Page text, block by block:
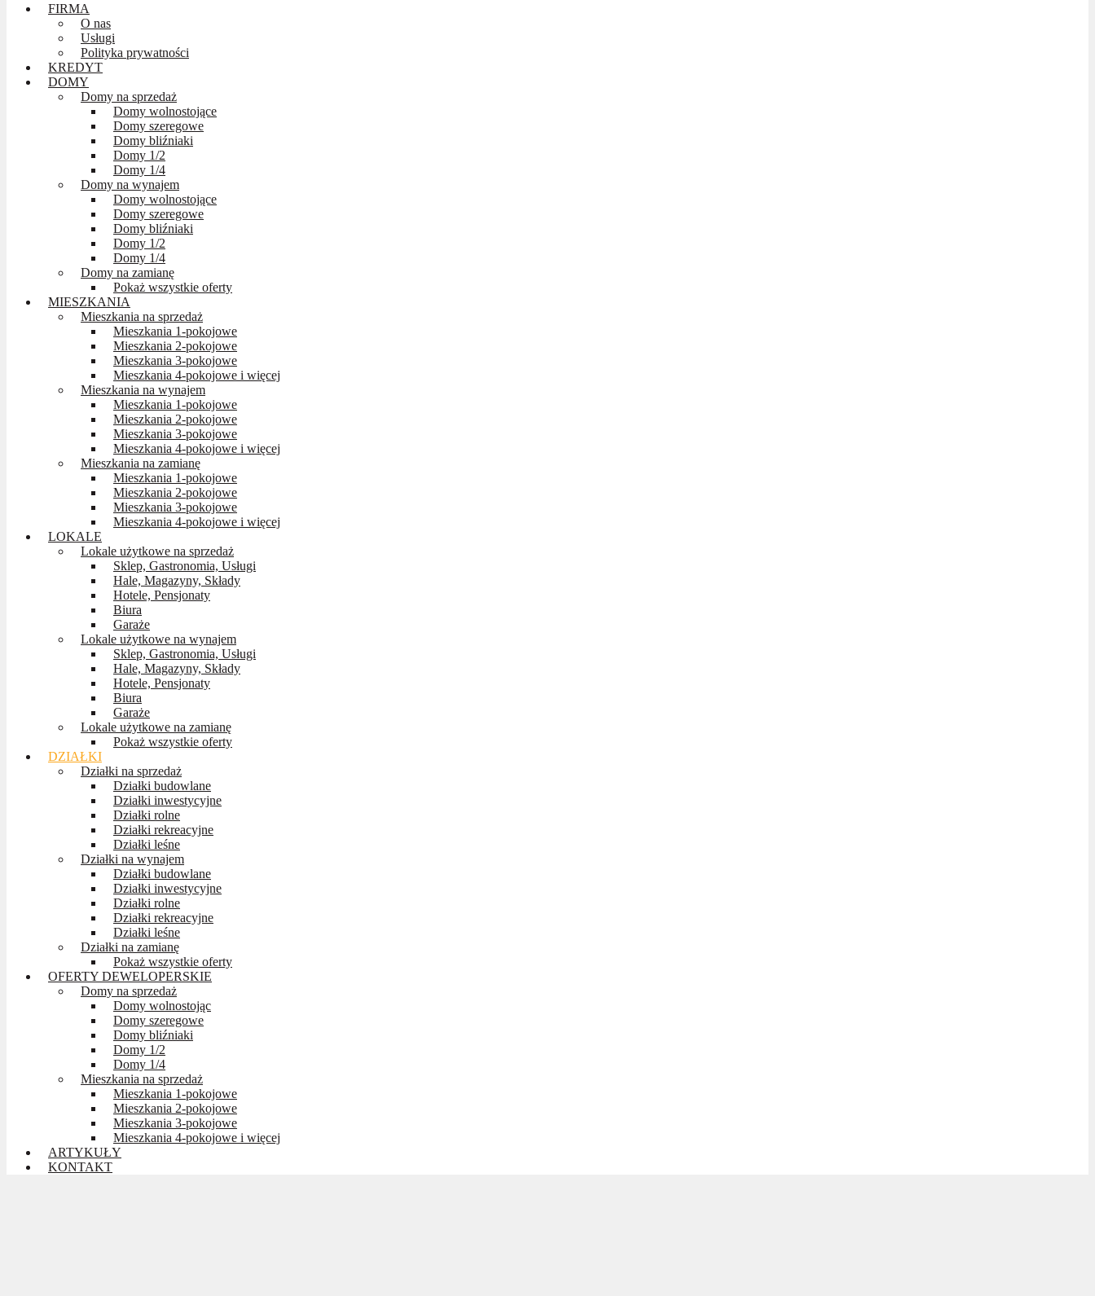
FIRMA
O nas
Usługi
Polityka prywatności
KREDYT
DOMY
Domy na sprzedaż
Domy wolnostojące
Domy szeregowe
Domy bliźniaki
Domy 1/2
Domy 1/4
Domy na wynajem
Domy wolnostojące
Domy szeregowe
Domy bliźniaki
Domy 1/2
Domy 1/4
Domy na zamianę
Pokaż wszystkie oferty
MIESZKANIA
Mieszkania na sprzedaż
Mieszkania 1-pokojowe
Mieszkania 2-pokojowe
Mieszkania 3-pokojowe
Mieszkania 4-pokojowe i więcej
Mieszkania na wynajem
Mieszkania 1-pokojowe
Mieszkania 2-pokojowe
Mieszkania 3-pokojowe
Mieszkania 4-pokojowe i więcej
Mieszkania na zamianę
Mieszkania 1-pokojowe
Mieszkania 2-pokojowe
Mieszkania 3-pokojowe
Mieszkania 4-pokojowe i więcej
LOKALE
Lokale użytkowe na sprzedaż
Sklep, Gastronomia, Usługi
Hale, Magazyny, Składy
Hotele, Pensjonaty
Biura
Garaże
Lokale użytkowe na wynajem
Sklep, Gastronomia, Usługi
Hale, Magazyny, Składy
Hotele, Pensjonaty
Biura
Garaże
Lokale użytkowe na zamianę
Pokaż wszystkie oferty
DZIAŁKI
Działki na sprzedaż
Działki budowlane
Działki inwestycyjne
Działki rolne
Działki rekreacyjne
Działki leśne
Działki na wynajem
Działki budowlane
Działki inwestycyjne
Działki rolne
Działki rekreacyjne
Działki leśne
Działki na zamianę
Pokaż wszystkie oferty
OFERTY DEWELOPERSKIE
Domy na sprzedaż
Domy wolnostojąc
Domy szeregowe
Domy bliźniaki
Domy 1/2
Domy 1/4
Mieszkania na sprzedaż
Mieszkania 1-pokojowe
Mieszkania 2-pokojowe
Mieszkania 3-pokojowe
Mieszkania 4-pokojowe i więcej
ARTYKUŁY
KONTAKT